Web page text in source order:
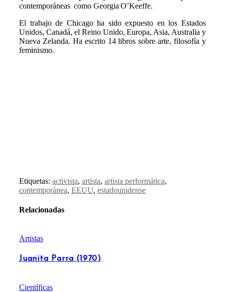
contemporáneas como Georgia O’Keeffe.
El trabajo de Chicago ha sido expuesto en los Estados
Unidos, Canadá, el Reino Unido, Europa, Asia, Australia y
Nueva Zelanda. Ha escrito 14 libros sobre arte, filosofía y
feminismo.
Etiquetas: activista, artista, artista performática,
contemporánea, EEUU, estadounidense
Relacionadas
Artistas
Juanita Parra (1970)
Científicas